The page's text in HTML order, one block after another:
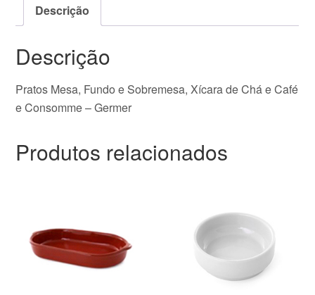
Descrição
Descrição
Pratos Mesa, Fundo e Sobremesa, Xícara de Chá e Café
e Consomme – Germer
Produtos relacionados